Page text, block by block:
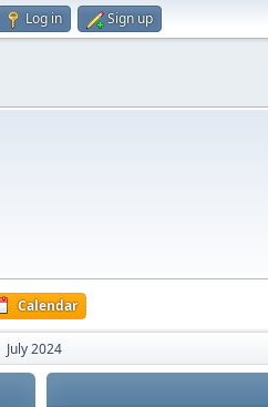
Log in Sign up
Calendar
July 2024